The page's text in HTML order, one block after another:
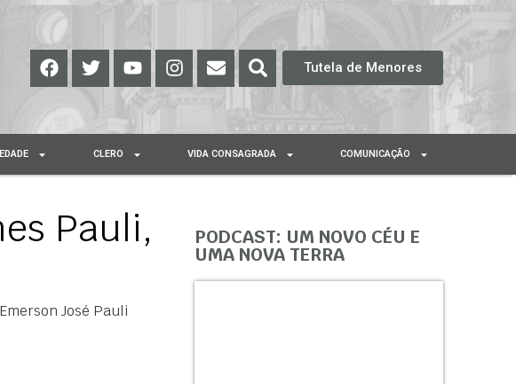
Tutela de Menores
CLERO VIDA CONSAGRADA COMUNICAÇÃO
Pauli,
José Pauli
PODCAST: UM NOVO CÉU E
UMA NOVA TERRA